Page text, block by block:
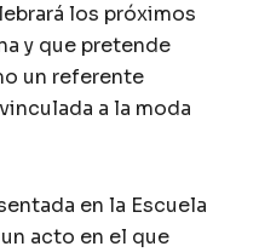
los próximos
y que pretende
un referente
a la moda
en la Escuela
acto en el que